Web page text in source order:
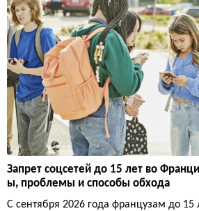
Запрет соцсетей до 15 лет во
ы, проблемы и способы обхода
С сентября 2026 года французам до 15